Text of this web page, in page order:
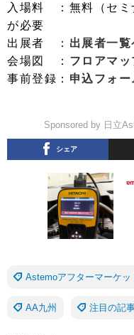
入場料 ：無料（セミ
が必要
出展者 ： 出展者一覧
会場図 ： フロアマ
事前登録： 申込フォー
Sponsored by 日立
シェア
Astemoアフターマーケッ
AA九州 注目の記